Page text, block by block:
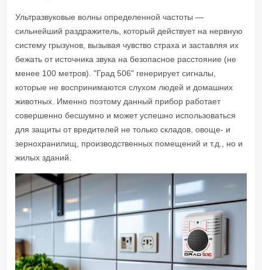
Ультразвуковые волны определенной частоты —
сильнейший раздражитель, который действует на нервную
систему грызунов, вызывая чувство страха и заставляя их
бежать от источника звука на безопасное расстояние (не
менее 100 метров). "Град 506" генерирует сигналы,
которые не воспринимаются слухом людей и домашних
животных. Именно поэтому данный прибор работает
совершенно бесшумно и может успешно использоваться
для защиты от вредителей не только складов, овоще- и
зернохранилищ, производственных помещений и т.д., но и
жилых зданий.